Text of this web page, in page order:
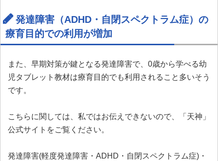
発達障害（ADHD・自閉スペクトラム症）の
療育目的での利用が増加
また、早期対策が鍵となる発達障害で、0歳から学べる幼
児タブレット教材は療育目的でも利用されること多いそう
です。
こちらに関しては、私ではお伝えできないので、「天神」
公式サイトをご覧ください。
発達障害(軽度発達障害・ADHD・自閉スペクトラム症)・